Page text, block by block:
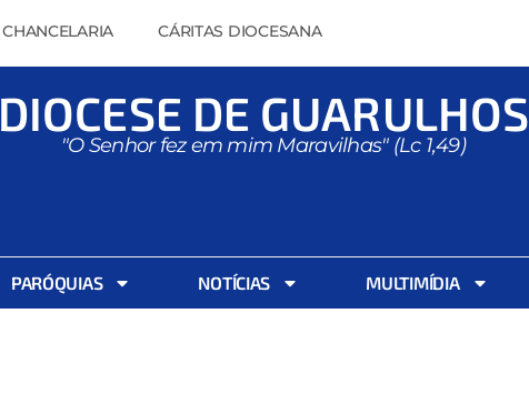
CHANCELARIA CÁRITAS DIOCESANA
DIOCESE DE GUARULHOS
"O Senhor fez em mim Maravilhas" (Lc 1,49)
PARÓQUIAS NOTÍCIAS MULTIMÍDIA